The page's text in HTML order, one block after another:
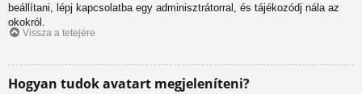
beállítani, lépj kapcsolatba egy adminisztrátorral, és tájékozódj nála az
okokról.
Vissza a tetejére
Hogyan tudok avatart megjeleníteni?